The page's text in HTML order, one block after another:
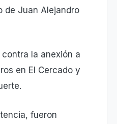
de Juan Alejandro
la anexión a
en El Cercado y
fueron